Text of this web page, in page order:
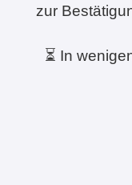
zur
⏳ In